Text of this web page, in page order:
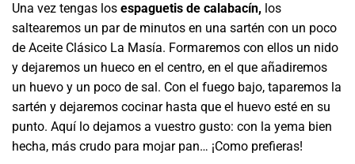
Una vez tengas los espaguetis de calabacín, los
saltearemos un par de minutos en una sartén con un poco
de Aceite Clásico La Masía. Formaremos con ellos un nido
y dejaremos un hueco en el centro, en el que añadiremos
un huevo y un poco de sal. Con el fuego bajo, taparemos la
sartén y dejaremos cocinar hasta que el huevo esté en su
punto. Aquí lo dejamos a vuestro gusto: con la yema bien
hecha, más crudo para mojar pan… ¡Como prefieras!